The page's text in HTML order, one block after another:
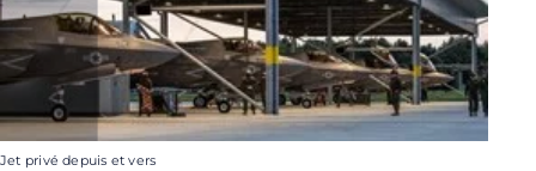
Jet privé depuis et vers